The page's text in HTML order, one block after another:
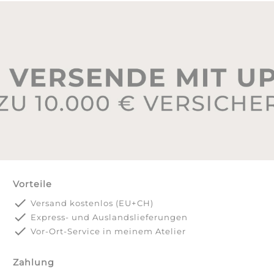
Vorteile
done Versand kostenlos (EU+CH)
done Express- und Auslandslieferungen
done Vor-Ort-Service in meinem Atelier
Zahlung